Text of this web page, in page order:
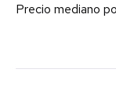
Precio mediano